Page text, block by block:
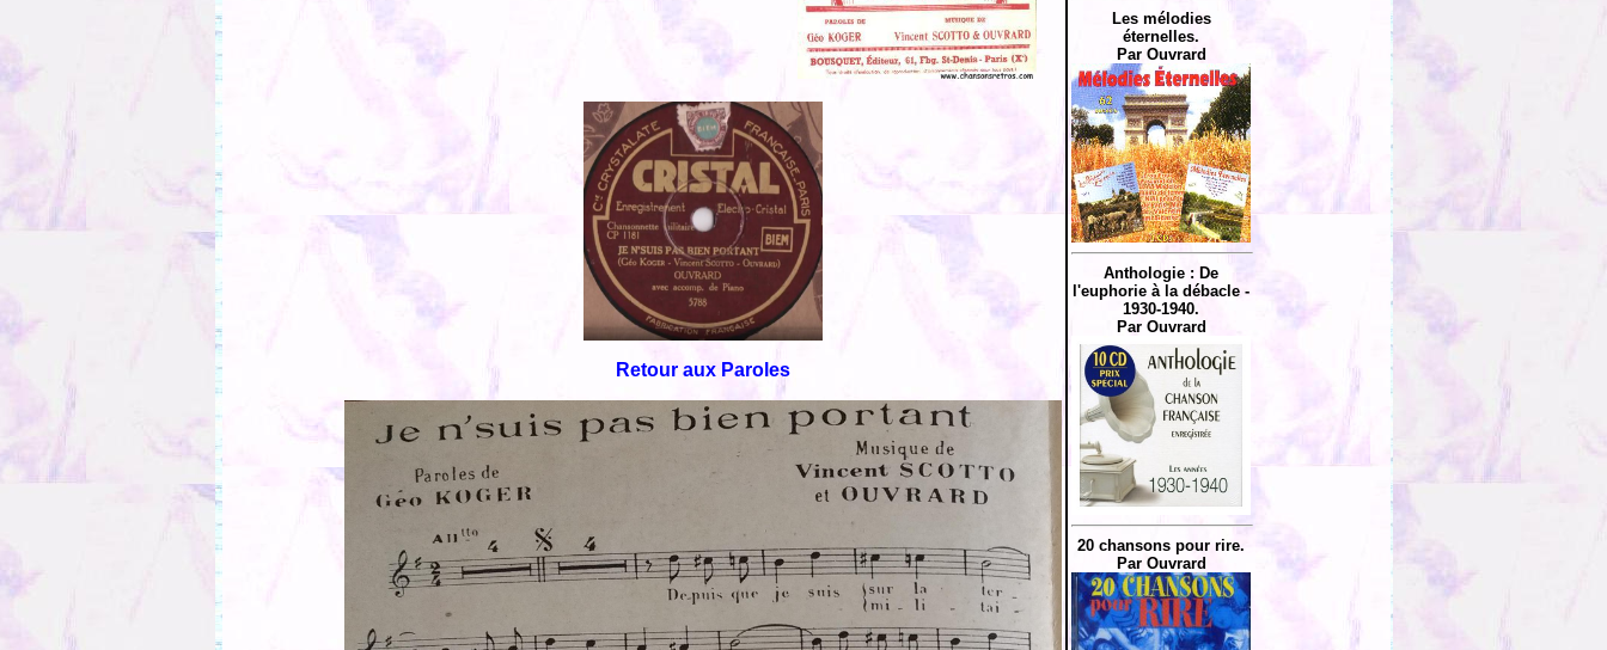
Retour aux Paroles
Les mélodies
éternelles.
Par Ouvrard
Anthologie : De
l'euphorie à la débacle -
1930-1940.
Par Ouvrard
20 chansons pour rire.
Par Ouvrard